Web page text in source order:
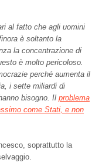
al fatto che agli uomini
è soltanto la
la concentrazione di
è molto pericoloso.
perché aumenta il
i sette miliardi di
bisogno. Il problema
come Stati, e non
soprattutto la